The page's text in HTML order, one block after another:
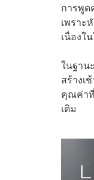
การพูด
เพราะ
เนื่องใ
ในฐาน
สร้างเ
คุณค่าที่
เดิม